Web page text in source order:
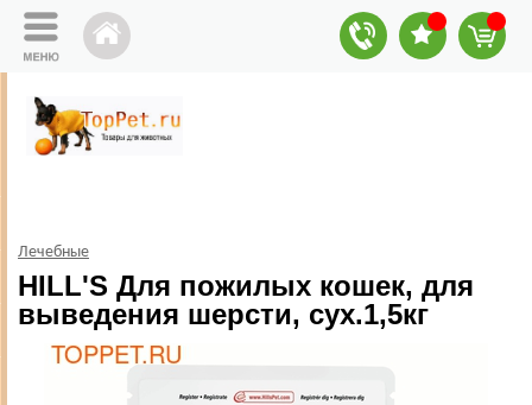
Лечебные
HILL'S Для пожилых кошек, для
выведения шерсти, сух.1,5кг